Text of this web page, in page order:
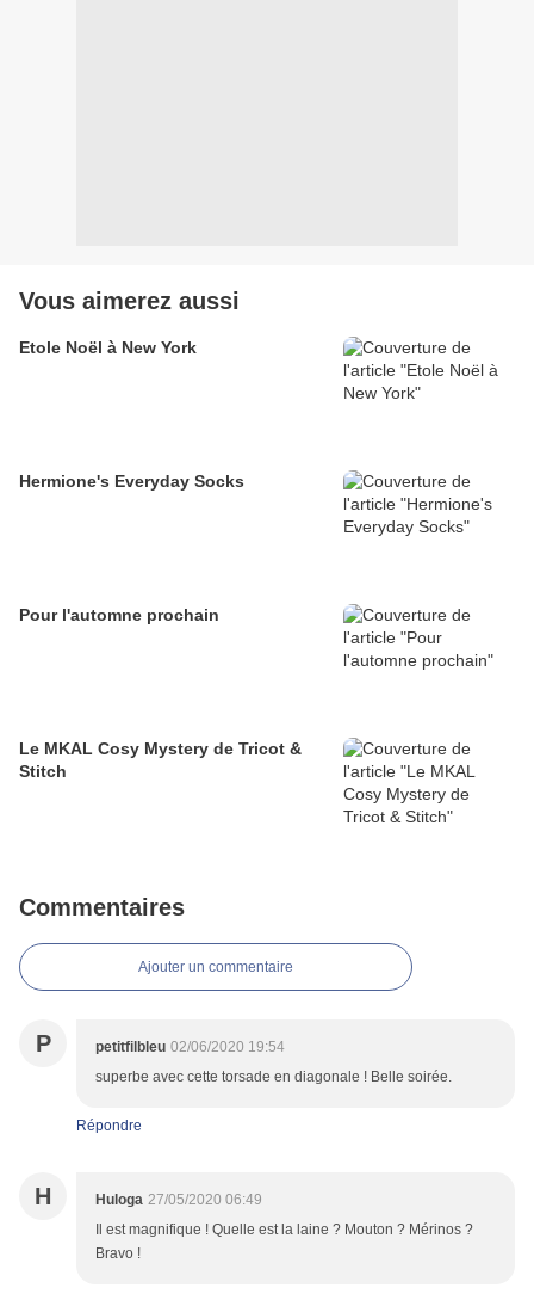
Vous aimerez aussi
Etole Noël à New York
Hermione's Everyday Socks
Pour l'automne prochain
Le MKAL Cosy Mystery de Tricot &
Stitch
Commentaires
Ajouter un commentaire
P petitfilbleu 02/06/2020 19:54
superbe avec cette torsade en diagonale ! Belle soirée.
Répondre
H Huloga 27/05/2020 06:49
Il est magnifique ! Quelle est la laine ? Mouton ? Mérinos ?
Bravo !